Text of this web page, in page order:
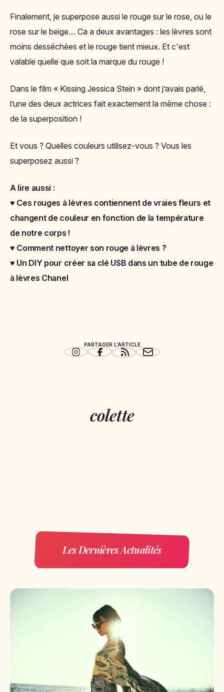
Finalement, je superpose aussi le rouge sur le rose, ou le
rose sur le beige… Ca a deux avantages : les lèvres sont
moins desséchées et le rouge tient mieux. Et c'est
valable quelle que soit la marque du rouge !
Dans le film « Kissing Jessica Stein » dont j’avais parlé,
l’une des deux actrices fait exactement la même chose :
de la superposition !
Et vous ? Quelles couleurs utilisez-vous ? Vous les
superposez aussi ?
A lire aussi :
♥ Ces rouges à lèvres contiennent de vraies fleurs et
changent de couleur en fonction de la température
de notre corps !
♥ Comment nettoyer son rouge à lèvres ?
♥ Un DIY pour créer sa clé USB dans un tube de rouge
à lèvres Chanel
PARTAGER L'ARTICLE
colette
Les Dernières Actualités